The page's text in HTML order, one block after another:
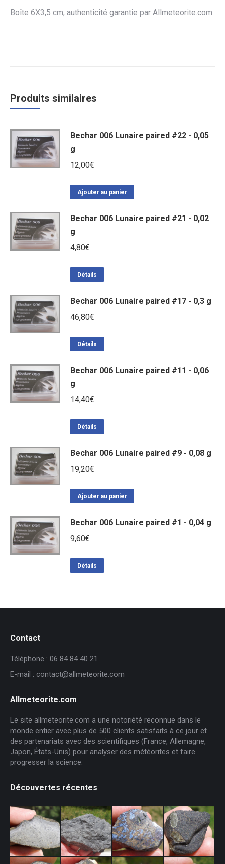
Boîte 6X3,5 cm, authenticité garantie par Allmeteorite.com.
Produits similaires
Bechar 006 Lunaire paired #22 - 0,05
g
12,00€
Ajouter au panier
Bechar 006 Lunaire paired #21 - 0,02
g
4,80€
Détails
Bechar 006 Lunaire paired #17 - 0,3 g
46,80€
Détails
Bechar 006 Lunaire paired #11 - 0,06
g
14,40€
Détails
Bechar 006 Lunaire paired #9 - 0,08 g
19,20€
Ajouter au panier
Bechar 006 Lunaire paired #1 - 0,04 g
9,60€
Détails
Contact
Téléphone : 06 84 84 40 21
E-mail : contact@allmeteorite.com
Allmeteorite.com
Le site allmeteorite.com a une notoriété reconnue dans le
monde entier avec plus de 500 clients satisfaits à ce jour et
des partenariats avec des scientifiques (France, Allemagne,
Japon, États-Unis) pour analyser des météorites et faire
progresser la science.
Découvertes récentes